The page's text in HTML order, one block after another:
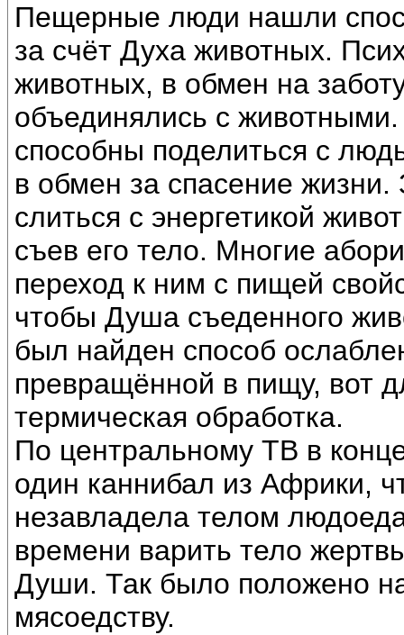
Пещерные люди нашли
за счёт Духа животных.
животных, в обмен на
объединялись с
способны поделиться с
в обмен за спасение
слиться с энергетикой
съев его тело. Многие
переход к ним с пищей
чтобы Душа съеденного
был найден способ
превращённой в пищу, вот
термическая обработка.
По центральному ТВ в
один каннибал из Африки,
незавладела телом
времени варить тело
Души. Так было положено
мясоедству.